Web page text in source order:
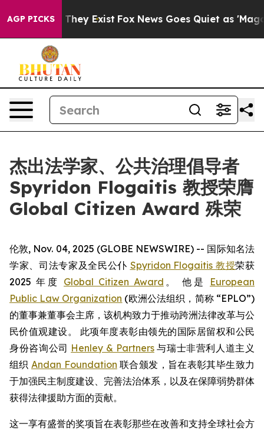
AGP PICKS
Proof They Exist Fox News Goes Quiet as 'Maga
杰出法学家、公共治理倡导者
Spyridon Flogaitis 教授荣膺
Global Citizen Award 殊荣
伦敦, Nov. 04, 2025 (GLOBE NEWSWIRE) -- 国际知名法
学家、司法专家及全民公仆 Spyridon Flogaitis 教授荣获
2025 年度 Global Citizen Award 。 他是 European
Public Law Organization (欧洲公法组织，简称 “EPLO”)
的董事兼董事会主席，该机构致力于推动跨洲法律改革与公
民价值观建设。 此项年度表彰由领先的国际居留权和公民
身份咨询公司 Henley & Partners与瑞士非营利人道主义
组织Andan Foundation 联合颁发，旨在表彰其毕生致力
于加强民主制度建设、完善法治体系，以及在保障弱势群体
获得法律援助方面的贡献。
这一享有盛誉的奖项旨在表彰那些在改善和支持全球社会方